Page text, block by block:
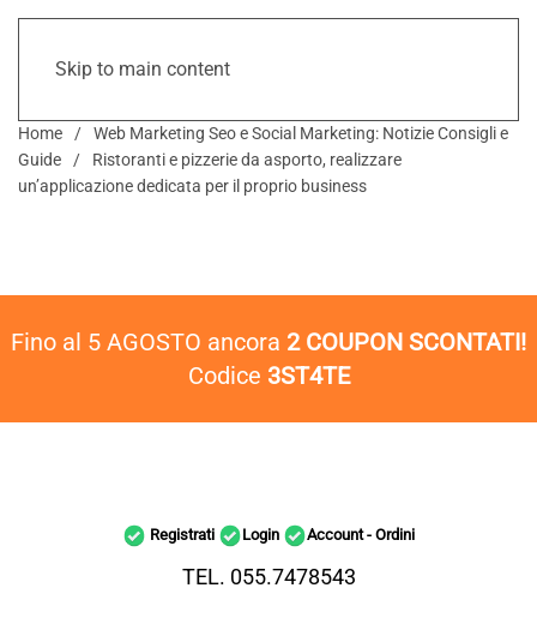
Skip to main content
Home
Web Marketing Seo e Social Marketing: Notizie Consigli e
Guide
Ristoranti e pizzerie da asporto, realizzare
un’applicazione dedicata per il proprio business
Fino al 5 AGOSTO ancora 2 COUPON SCONTATI!
Codice 3ST4TE
Registrati Login Account - Ordini
TEL. 055.7478543